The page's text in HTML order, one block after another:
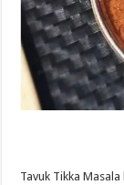
Tavuk Tikka